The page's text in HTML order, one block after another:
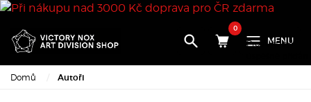
0
Produkt byl
do nákupního
MENU
Domů Autoři